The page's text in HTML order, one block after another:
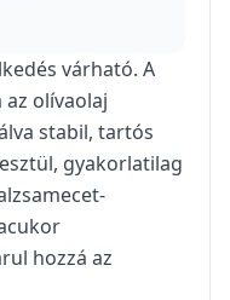
várható. A
olívaolaj
stabil, tartós
gyakorlatilag
hozzá az